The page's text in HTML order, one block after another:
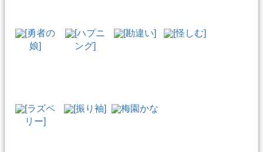
[勇者の
娘]
[ハプニ
ング]
[勘違い] [怪しむ]
[ラズベ
リー]
[振り袖] 梅園かな